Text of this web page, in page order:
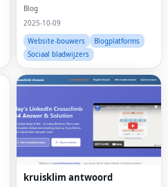
Blog
2025-10-09
Website-bouwers
Blogplatforms
Sociaal bladwijzers
kruisklim antwoord